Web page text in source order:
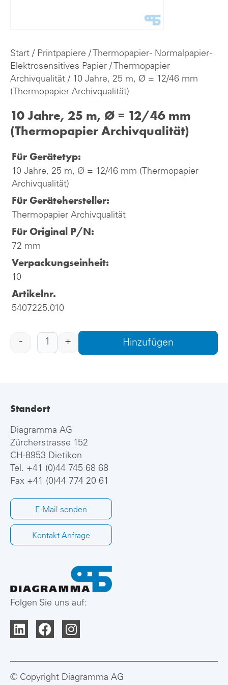
Start / Printpapiere / Thermopapier - Normalpapier -
Elektrosensitives Papier / Thermopapier
Archivqualität / 10 Jahre, 25 m, Ø = 12/46 mm
(Thermopapier Archivqualität)
10 Jahre, 25 m, Ø = 12/46 mm
(Thermopapier Archivqualität)
Für Gerätetyp:
10 Jahre, 25 m, Ø = 12/46 mm (Thermopapier
Archivqualität)
Für Gerätehersteller:
Thermopapier Archivqualität
Für Original P/N:
72 mm
Verpackungseinheit:
10
Artikelnr.
5407225.010
- + Hinzufügen
Standort
Diagramma AG
Zürcherstrasse 152
CH-8953 Dietikon
Tel. +41 (0)44 745 68 68
Fax +41 (0)44 774 20 61
E-Mail senden
Kontakt Anfrage
Folgen Sie uns auf:
© Copyright Diagramma AG